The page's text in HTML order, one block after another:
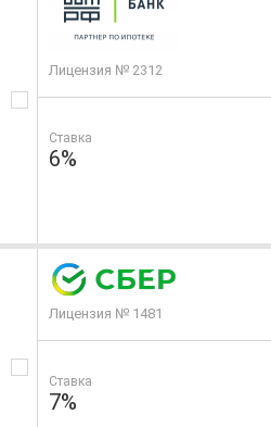
Лицензия № 2312
Ставка
6%
Лицензия № 1481
Ставка
7%